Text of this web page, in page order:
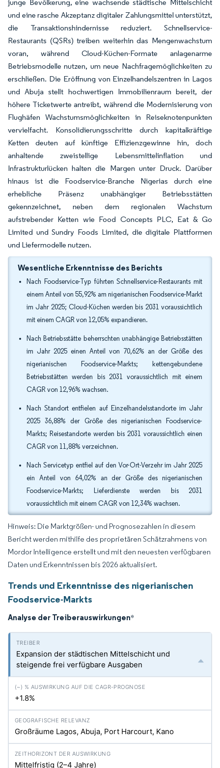
junge Bevölkerung, eine wachsende städtische Mittelschicht
und eine rasche Akzeptanz digitaler Zahlungsmittel unterstützt,
die Transaktionshindernisse reduziert. Schnellservice-
Restaurants (QSRs) treiben weiterhin das Mengenwachstum
voran, während Cloud-Küchen-Formate anlagenarme
Betriebsmodelle nutzen, um neue Nachfragemöglichkeiten zu
erschließen. Die Eröffnung von Einzelhandelszentren in Lagos
und Abuja stellt hochwertigen Immobilienraum bereit, der
höhere Ticketwerte antreibt, während die Modernisierung von
Flughäfen Wachstumsmöglichkeiten in Reiseknotenpunkten
vervielfacht. Konsolidierungsschritte durch kapitalkräftige
Ketten deuten auf künftige Effizienzgewinne hin, doch
anhaltende zweistellige Lebensmittelinflation und
Infrastrukturlücken halten die Margen unter Druck. Darüber
hinaus ist die Foodservice-Branche Nigerias durch eine
erhebliche Präsenz unabhängiger Betriebsstätten
gekennzeichnet, neben dem regionalen Wachstum
aufstrebender Ketten wie Food Concepts PLC, Eat & Go
Limited und Sundry Foods Limited, die digitale Plattformen
und Liefermodelle nutzen.
Wesentliche Erkenntnisse des Berichts
Nach Foodservice-Typ führten Schnellservice-Restaurants mit
einem Anteil von 55,92% am nigerianischen Foodservice-Markt
im Jahr 2025; Cloud-Küchen werden bis 2031 voraussichtlich
mit einem CAGR von 12,05% expandieren.
Nach Betriebsstätte beherrschten unabhängige Betriebsstätten
im Jahr 2025 einen Anteil von 70,62% an der Größe des
nigerianischen Foodservice-Markts; kettengebundene
Betriebsstätten werden bis 2031 voraussichtlich mit einem
CAGR von 12,96% wachsen.
Nach Standort entfielen auf Einzelhandelsstandorte im Jahr
2025 36,88% der Größe des nigerianischen Foodservice-
Markts; Reisestandorte werden bis 2031 voraussichtlich einen
CAGR von 11,88% verzeichnen.
Nach Servicetyp entfiel auf den Vor-Ort-Verzehr im Jahr 2025
ein Anteil von 64,02% an der Größe des nigerianischen
Foodservice-Markts; Lieferdienste werden bis 2031
voraussichtlich mit einem CAGR von 12,34% wachsen.
Hinweis: Die Marktgrößen- und Prognosezahlen in diesem
Bericht werden mithilfe des proprietären Schätzrahmens von
Mordor Intelligence erstellt und mit den neuesten verfügbaren
Daten und Erkenntnissen bis 2026 aktualisiert.
Trends und Erkenntnisse des nigerianischen
Foodservice-Markts
Analyse der Treiberauswirkungen*
Expansion der städtischen Mittelschicht und
steigende frei verfügbare Ausgaben
+1.8%
Großräume Lagos, Abuja, Port Harcourt, Kano
Mittelfristig (2–4 Jahre)